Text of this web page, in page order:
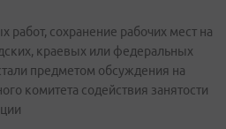
работ, сохранение рабочих мест на
краевых или федеральных
предметом обсуждения на
комитета содействия занятости